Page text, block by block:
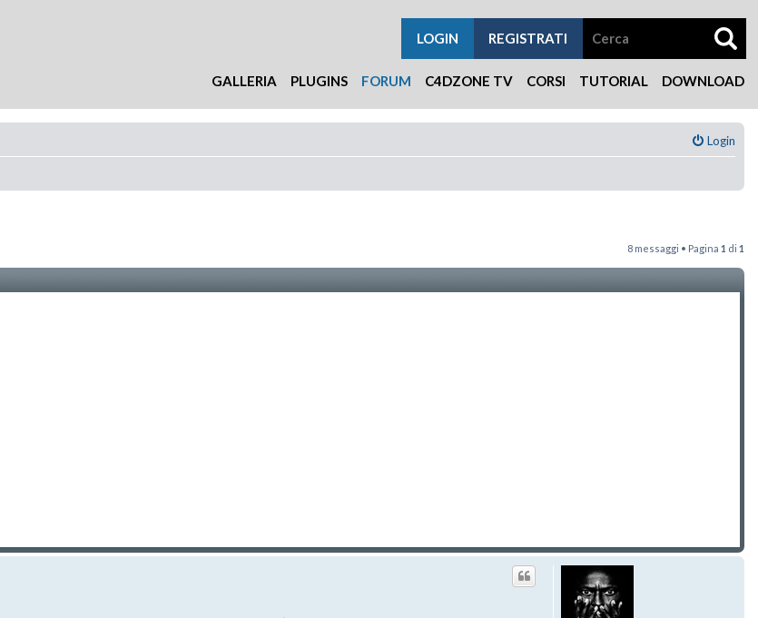
GALLERIA PLUGINS FORUM C4DZONE TV CORSI TUTORIAL DOWNLOAD
REGISTRATI
LOGIN
Login
8 messaggi • Pagina 1 di 1